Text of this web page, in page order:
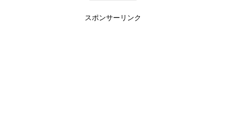
スポンサーリンク